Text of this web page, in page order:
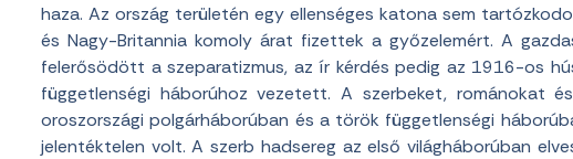
haza. Az ország területén egy ellenséges katona sem
és Nagy-Britannia komoly árat fizettek a győzelemért. A
felerősödött a szeparatizmus, az ír kérdés pedig az 1916-os
függetlenségi háborúhoz vezetett. A szerbeket, románokat
oroszországi polgárháborúban és a török függetlenségi
jelentéktelen volt. A szerb hadsereg az első világháborúban